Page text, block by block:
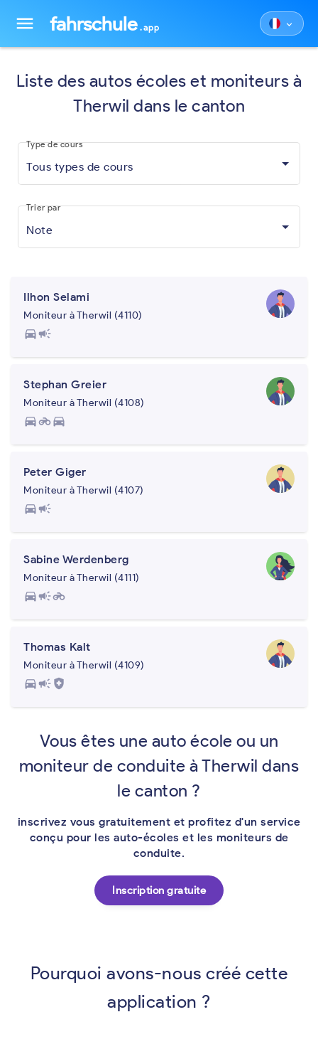
menu fahrschule .app keyboard_arrow_down
Liste des autos écoles et moniteurs à
Therwil dans le canton
Tous types de cours
Type de cours
Note
Trier par
Ilhon Selami
Moniteur à Therwil (4110)
directions_carcampaign
Stephan Greier
Moniteur à Therwil (4108)
directions_carmotorcycledirections_car
Peter Giger
Moniteur à Therwil (4107)
directions_carcampaign
Sabine Werdenberg
Moniteur à Therwil (4111)
directions_carcampaignmotorcycle
Thomas Kalt
Moniteur à Therwil (4109)
directions_carcampaign health_and_safety
Vous êtes une auto école ou un
moniteur de conduite à Therwil dans
le canton ?
inscrivez vous gratuitement et profitez d'un service
conçu pour les auto-écoles et les moniteurs de
conduite.
Inscription gratuite
Pourquoi avons-nous créé cette
application ?